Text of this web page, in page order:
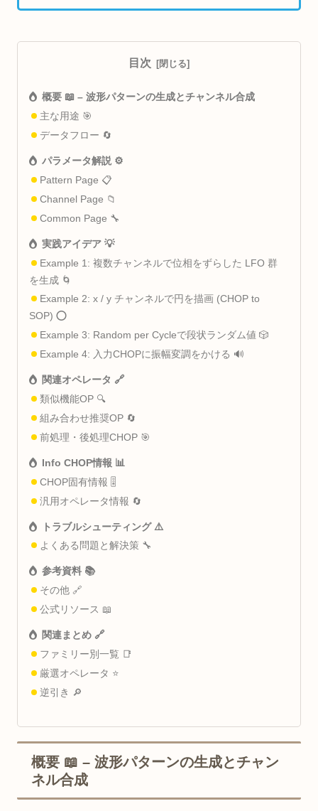
目次
概要 📖 – 波形パターンの生成とチャンネル合成
主な用途 🎯
データフロー 🔄
パラメータ解説 ⚙️
Pattern Page 📋
Channel Page 📁
Common Page 🔧
実践アイデア 💡
Example 1: 複数チャンネルで位相をずらした LFO 群
を生成 🌀
Example 2: x / y チャンネルで円を描画 (CHOP to
SOP) ⭕
Example 3: Random per Cycleで段状ランダム値 🎲
Example 4: 入力CHOPに振幅変調をかける 🔊
関連オペレータ 🔗
類似機能OP 🔍
組み合わせ推奨OP 🔄
前処理・後処理CHOP 🎯
Info CHOP情報 📊
CHOP固有情報 🎚️
汎用オペレータ情報 🔄
トラブルシューティング ⚠️
よくある問題と解決策 🔧
参考資料 📚
その他 🔗
公式リソース 📖
関連まとめ 🔗
ファミリー別一覧 📑
厳選オペレータ ⭐
逆引き 🔎
概要 📖 – 波形パターンの生成とチャン
ネル合成